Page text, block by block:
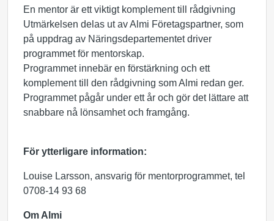
En mentor är ett viktigt komplement till rådgivning
Utmärkelsen delas ut av Almi Företagspartner, som
på uppdrag av Näringsdepartementet driver
programmet för mentorskap.
Programmet innebär en förstärkning och ett
komplement till den rådgivning som Almi redan ger.
Programmet pågår under ett år och gör det lättare att
snabbare nå lönsamhet och framgång.
För ytterligare information:
Louise Larsson, ansvarig för mentorprogrammet, tel
0708-14 93 68
Om Almi